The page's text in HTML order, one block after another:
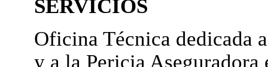
SERVICIOS
Oficina Técnica dedicada
y a la Pericia Aseguradora